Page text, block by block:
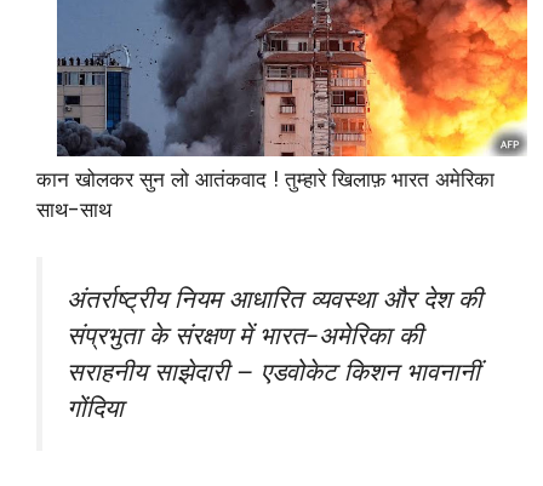
कान खोलकर सुन लो आतंकवाद ! तुम्हारे खिलाफ़ भारत अमेरिका
साथ-साथ
अंतर्राष्ट्रीय नियम आधारित व्यवस्था और देश की
संप्रभुता के संरक्षण में भारत-अमेरिका की
सराहनीय साझेदारी – एडवोकेट किशन भावनानीं
गोंदिया